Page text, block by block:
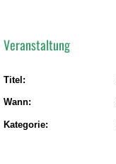
Veranstaltung
Titel:
Wann:
Kategorie: